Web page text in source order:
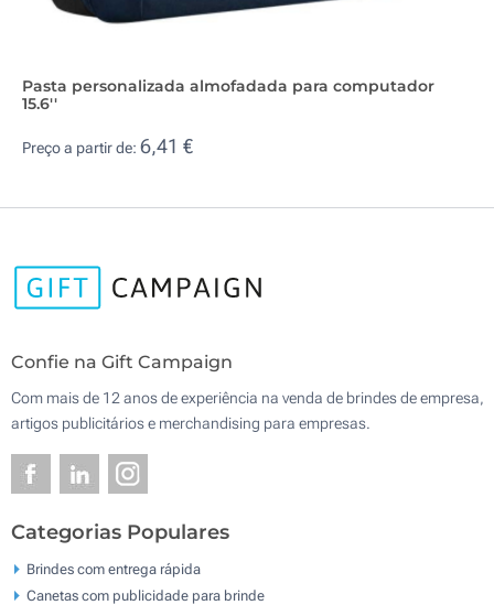
Pasta personalizada almofadada para computador
15.6''
Preço a partir de: 6,41 €
Confie na Gift Campaign
Com mais de 12 anos de experiência na venda de brindes de empresa,
artigos publicitários e merchandising para empresas.
Categorias Populares
Brindes com entrega rápida
Canetas com publicidade para brinde